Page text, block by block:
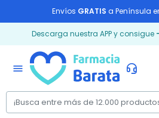
Envíos GRATIS a Península
Descarga nuestra APP y consigue
menu